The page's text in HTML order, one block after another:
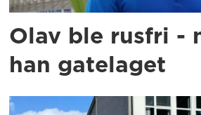
Olav ble rusfri -
han gatelaget